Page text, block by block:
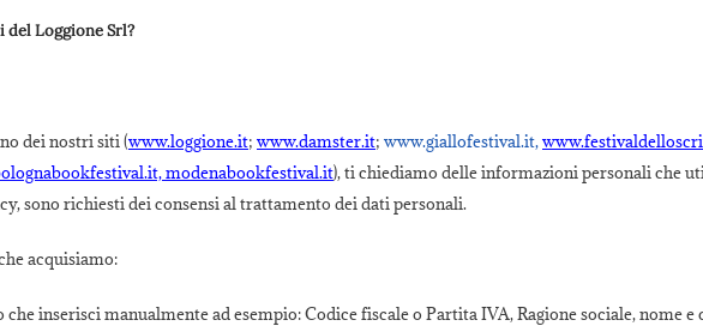
Loggione Srl?
dei nostri siti (www.loggione.it; www.damster.it; www.giallofestival.it,
modenabookfestival.it), ti chiediamo delle informazioni personali che
sono richiesti dei consensi al trattamento dei dati personali.
acquisiamo:
inserisci manualmente ad esempio: Codice fiscale o Partita IVA, Ragione sociale, nome e